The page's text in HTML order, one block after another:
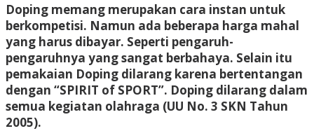
Doping memang merupakan cara instan untuk
berkompetisi. Namun ada beberapa harga mahal
yang harus dibayar. Seperti pengaruh-
pengaruhnya yang sangat berbahaya. Selain itu
pemakaian Doping dilarang karena bertentangan
dengan “SPIRIT of SPORT”. Doping dilarang dalam
semua kegiatan olahraga (UU No. 3 SKN Tahun
2005).